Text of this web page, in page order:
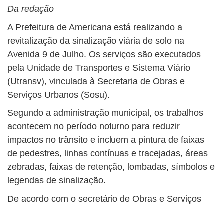
Da redação
A Prefeitura de Americana está realizando a
revitalização da sinalização viária de solo na
Avenida 9 de Julho. Os serviços são executados
pela Unidade de Transportes e Sistema Viário
(Utransv), vinculada à Secretaria de Obras e
Serviços Urbanos (Sosu).
Segundo a administração municipal, os trabalhos
acontecem no período noturno para reduzir
impactos no trânsito e incluem a pintura de faixas
de pedestres, linhas contínuas e tracejadas, áreas
zebradas, faixas de retenção, lombadas, símbolos e
legendas de sinalização.
De acordo com o secretário de Obras e Serviços